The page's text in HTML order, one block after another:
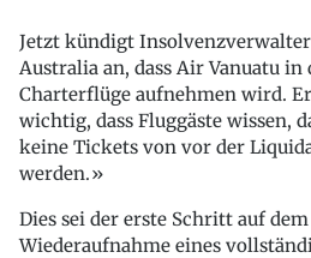
Jetzt kündigt
Australia an, dass Air Vanuatu in
Charterflüge aufnehmen wird.
wichtig, dass Fluggäste wissen,
keine Tickets von vor der
werden.»
Dies sei der erste Schritt auf
Wiederaufnahme eines